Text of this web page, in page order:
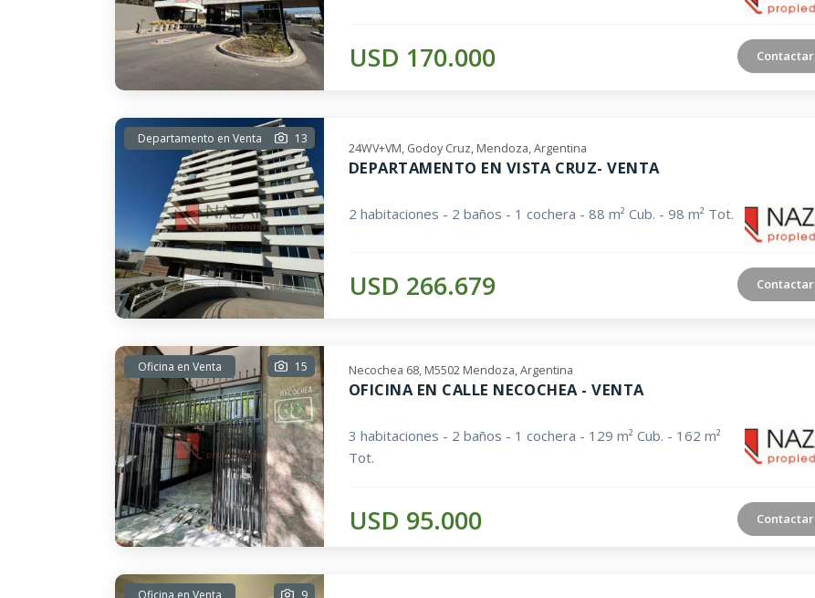
USD 170.000 Contactar
Departamento en Venta 13
24WV+VM, Godoy Cruz, Mendoza, Argentina
DEPARTAMENTO EN VISTA CRUZ- VENTA
2 habitaciones - 2 baños - 1 cochera - 88 m² Cub. - 98 m² Tot.
USD 266.679 Contactar
Oficina en Venta 15 Necochea 68, M5502 Mendoza, Argentina
OFICINA EN CALLE NECOCHEA - VENTA
3 habitaciones - 2 baños - 1 cochera - 129 m² Cub. - 162 m²
Tot.
USD 95.000 Contactar